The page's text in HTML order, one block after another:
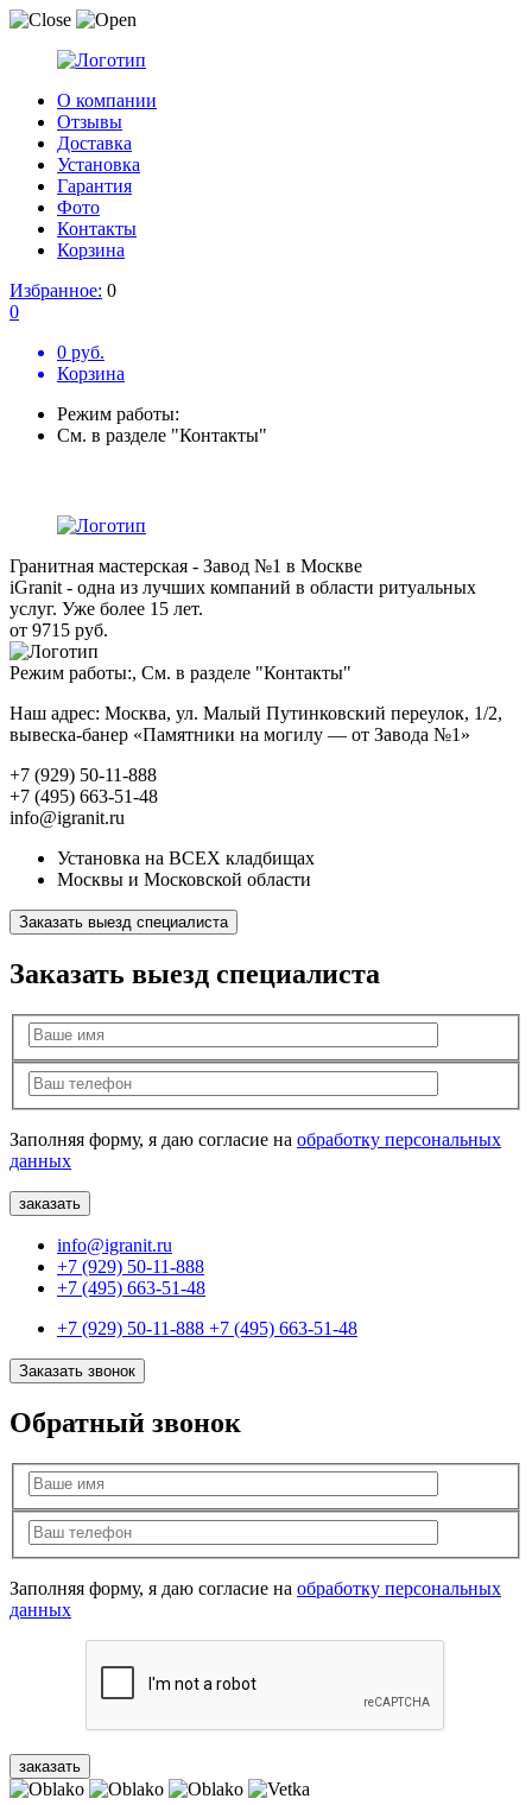
О компании
Отзывы
Доставка
Установка
Гарантия
Фото
Контакты
Корзина
Избранное: 0
0
0 руб.
Корзина
Режим работы:
См. в разделе "Контакты"
Гранитная мастерская - Завод №1 в Москве
iGranit - одна из лучших компаний в области ритуальных
услуг. Уже более 15 лет.
от 9715 руб.
Режим работы:, См. в разделе "Контакты"
Наш адрес: Москва, ул. Малый Путинковский переулок, 1/2,
вывеска-банер «Памятники на могилу — от Завода №1»
+7 (929) 50-11-888
+7 (495) 663-51-48
info@igranit.ru
Установка на ВСЕХ кладбищах
Москвы и Московской области
Заказать выезд специалиста
Заказать выезд специалиста
Заполняя форму, я даю согласие на обработку персональных
данных
info@igranit.ru
+7 (929) 50-11-888
+7 (495) 663-51-48
+7 (929) 50-11-888 +7 (495) 663-51-48
Заказать звонок
Обратный звонок
Заполняя форму, я даю согласие на обработку персональных
данных